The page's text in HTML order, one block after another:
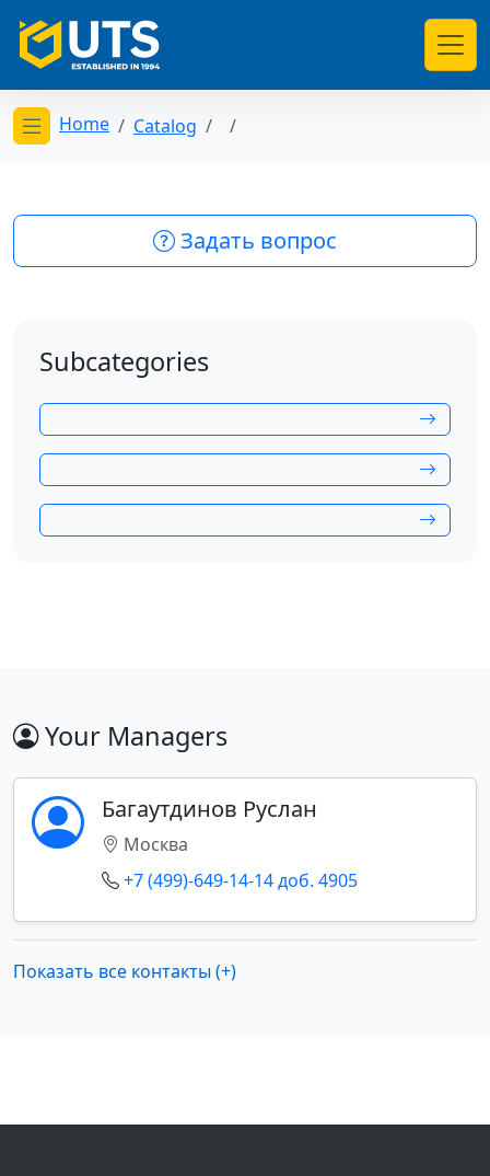
Открыть меню категорий
Home Catalog
Задать вопрос
Subcategories
Your Managers
Багаутдинов Руслан
Москва
+7 (499)-649-14-14 доб. 4905
Показать все контакты (+)